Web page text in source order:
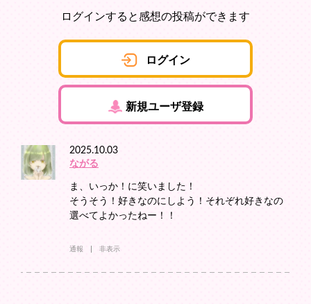
ログインすると感想の投稿ができます
ログイン
新規ユーザ登録
2025.10.03
ながる
ま、いっか！に笑いました！
そうそう！好きなのにしよう！それぞれ好きなの
選べてよかったねー！！
通報 非表示